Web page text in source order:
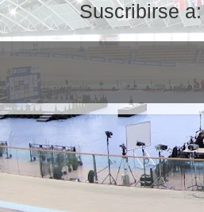
Suscribirse